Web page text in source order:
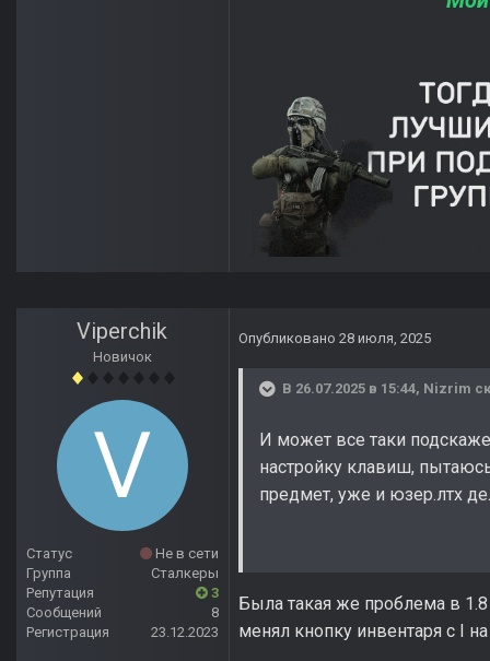
Viperchik
Новичок
Статус
Не в сети
Группа
Сталкеры
Репутация
3
Сообщений
8
Регистрация
23.12.2023
Опубликовано 28 июля, 2025
В 26.07.2025 в 15:44, Nizrim
И может все таки
настройку клавиш,
предмет, уже и юзер.лтх
Была такая же проблема в
менял кнопку инвентаря с I